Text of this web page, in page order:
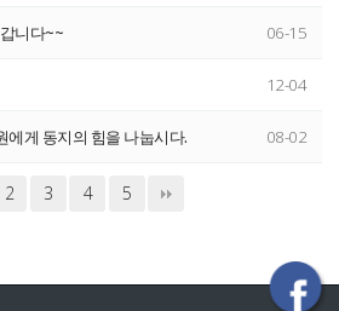
니다~~ 06-15
12-04
게 동지의 힘을 나눕시다. 08-02
2 3 4 5